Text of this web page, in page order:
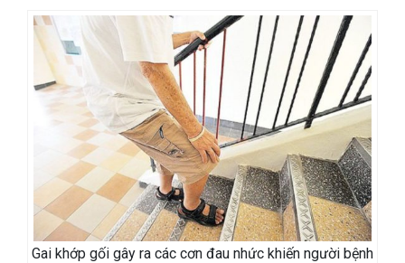
Gai khớp gối gây ra các cơn đau nhức khiến người bệnh